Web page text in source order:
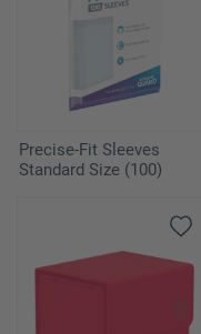
Precise-Fit Sleeves
Standard Size (100)